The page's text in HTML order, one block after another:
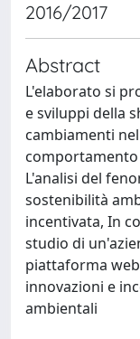
2016/2017
Abstract
L'elaborato si
e sviluppi della
cambiamenti
L'analisi del
sostenibilità
incentivata, In
studio di
piattaforma
innovazioni e
ambientali